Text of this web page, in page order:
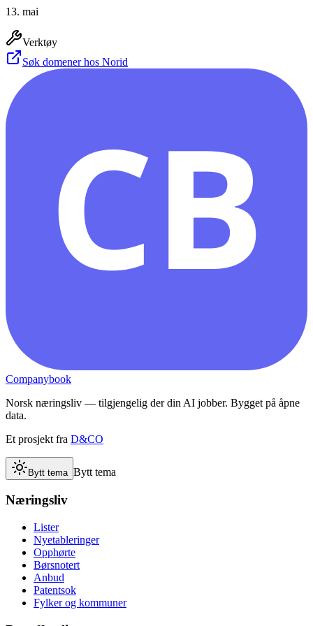
13. mai
Verktøy
Søk domener hos Norid
CB
Companybook
Norsk næringsliv — tilgjengelig der din AI jobber. Bygget på åpne
data.
Et prosjekt fra D&CO
Bytt tema Bytt tema
Næringsliv
Lister
Nyetableringer
Opphørte
Børsnotert
Anbud
Patentsok
Fylker og kommuner